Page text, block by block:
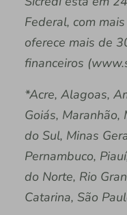
Federal, com
oferece mais de
financeiros
*Acre, Alagoas,
Goiás, Maranhão,
do Sul, Minas
Pernambuco,
do Norte, Rio
Catarina, São